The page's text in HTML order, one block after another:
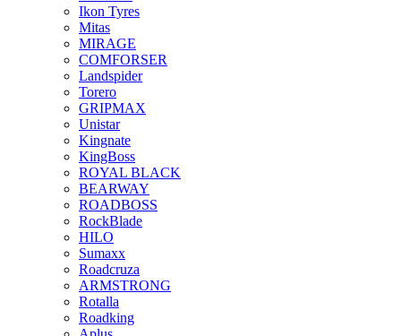
Ikon Tyres
Mitas
MIRAGE
COMFORSER
Landspider
Torero
GRIPMAX
Unistar
Kingnate
KingBoss
ROYAL BLACK
BEARWAY
ROADBOSS
RockBlade
HILO
Sumaxx
Roadcruza
ARMSTRONG
Rotalla
Roadking